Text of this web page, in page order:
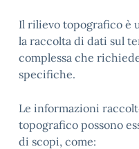
Il rilievo topografico è
la raccolta di dati sul
complessa che
specifiche.
Le informazioni
topografico possono
di scopi, come: